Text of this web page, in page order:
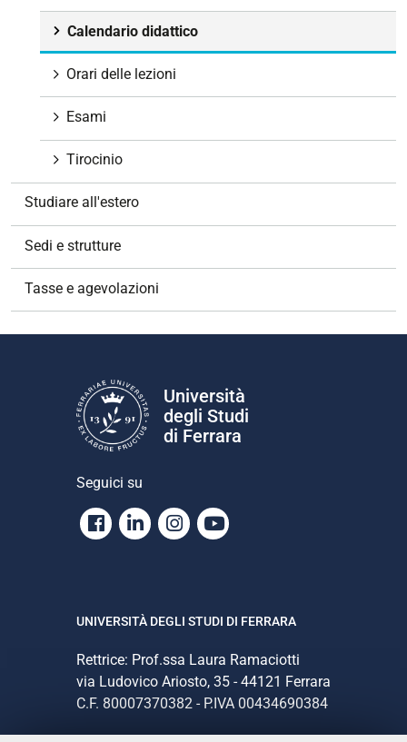
Calendario didattico
Orari delle lezioni
Esami
Tirocinio
Studiare all'estero
Sedi e strutture
Tasse e agevolazioni
Università
degli Studi
di Ferrara
Seguici su
Facebook
LinkedinInstagram
Youtube
UNIVERSITÀ DEGLI STUDI DI FERRARA
Rettrice: Prof.ssa Laura Ramaciotti
via Ludovico Ariosto, 35 - 44121 Ferrara
C.F. 80007370382 - P.IVA 00434690384